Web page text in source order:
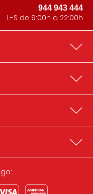
944 943 444
L-S de 9:00h a 22:00h